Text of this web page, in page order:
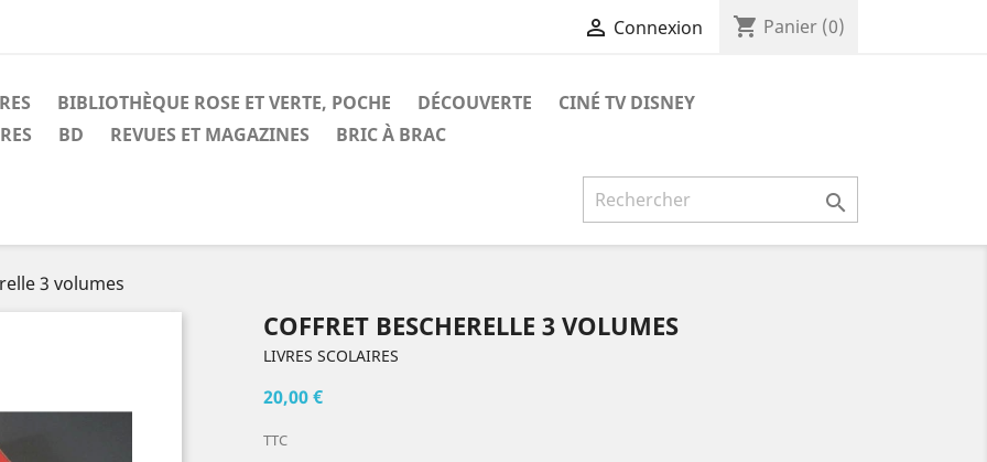
 Connexion shopping_cart Panier (0)
BIBLIOTHÈQUE ROSE ET VERTE, POCHE DÉCOUVERTE
CINÉ TV DISNEY
BD REVUES ET MAGAZINES BRIC À BRAC

3 volumes
COFFRET BESCHERELLE 3 VOLUMES
LIVRES SCOLAIRES
20,00 €
TTC